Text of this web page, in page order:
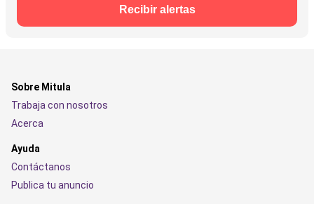
Recibir alertas
Sobre Mitula
Trabaja con nosotros
Acerca
Ayuda
Contáctanos
Publica tu anuncio